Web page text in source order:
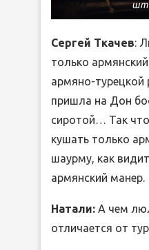
Сергей Ткачев:
только
армяно-турецкой
пришла на Дон
сиротой… Так
кушать только
шаурму, как
армянский манер.
Натали: А чем
отличается от